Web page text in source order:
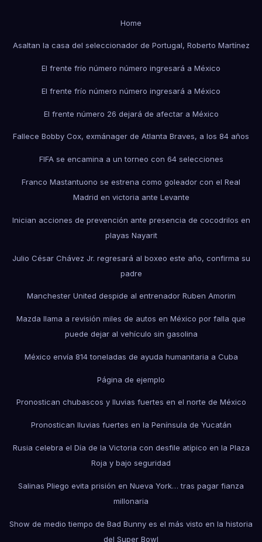
Home
Asaltan la casa del seleccionador de Portugal, Roberto Martínez
El frente frío número número ingresará a México
El frente frío número número ingresará a México
El frente número 26 dejará de afectar a México
Fallece Bobby Cox, exmánager de Atlanta Braves, a los 84 años
FIFA se encamina a un torneo con 64 selecciones
Franco Mastantuono se estrena como goleador con el Real
Madrid en victoria ante Levante
Inician acciones de prevención ante presencia de cocodrilos en
playas Nayarit
Julio César Chávez Jr. regresará al boxeo este año, confirma su
padre
Manchester United despide al entrenador Ruben Amorim
Mazda llama a revisión miles de autos en México por falla que
puede dejar al vehículo sin gasolina
México envía 814 toneladas de ayuda humanitaria a Cuba
Página de ejemplo
Pronostican chubascos y lluvias fuertes en el norte de México
Pronostican lluvias fuertes en la Península de Yucatán
Rusia celebra el Día de la Victoria con desfile atípico en la Plaza
Roja y bajo seguridad
Salinas Pliego evita prisión en Nueva York… tras pagar fianza
millonaria
Show de medio tiempo de Bad Bunny es el más visto en la historia
del Super Bowl